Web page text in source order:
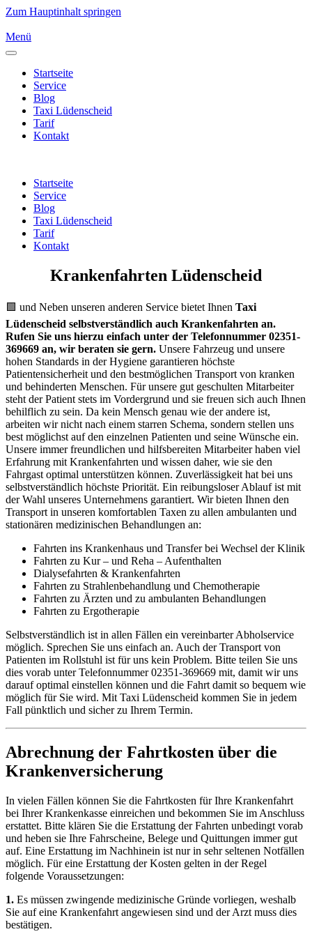
Zum Hauptinhalt springen
Menü
Startseite
Service
Blog
Taxi Lüdenscheid
Tarif
Kontakt
Startseite
Service
Blog
Taxi Lüdenscheid
Tarif
Kontakt
Krankenfahrten Lüdenscheid
🟩 und Neben unseren anderen Service bietet Ihnen Taxi
Lüdenscheid selbstverständlich auch Krankenfahrten an.
Rufen Sie uns hierzu einfach unter der Telefonnummer 02351-
369669 an, wir beraten sie gern. Unsere Fahrzeug und unsere
hohen Standards in der Hygiene garantieren höchste
Patientensicherheit und den bestmöglichen Transport von kranken
und behinderten Menschen. Für unsere gut geschulten Mitarbeiter
steht der Patient stets im Vordergrund und sie freuen sich auch Ihnen
behilflich zu sein. Da kein Mensch genau wie der andere ist,
arbeiten wir nicht nach einem starren Schema, sondern stellen uns
best möglichst auf den einzelnen Patienten und seine Wünsche ein.
Unsere immer freundlichen und hilfsbereiten Mitarbeiter haben viel
Erfahrung mit Krankenfahrten und wissen daher, wie sie den
Fahrgast optimal unterstützen können. Zuverlässigkeit hat bei uns
selbstverständlich höchste Priorität. Ein reibungsloser Ablauf ist mit
der Wahl unseres Unternehmens garantiert. Wir bieten Ihnen den
Transport in unseren komfortablen Taxen zu allen ambulanten und
stationären medizinischen Behandlungen an:
Fahrten ins Krankenhaus und Transfer bei Wechsel der Klinik
Fahrten zu Kur – und Reha – Aufenthalten
Dialysefahrten & Krankenfahrten
Fahrten zu Strahlenbehandlung und Chemotherapie
Fahrten zu Ärzten und zu ambulanten Behandlungen
Fahrten zu Ergotherapie
Selbstverständlich ist in allen Fällen ein vereinbarter Abholservice
möglich. Sprechen Sie uns einfach an. Auch der Transport von
Patienten im Rollstuhl ist für uns kein Problem. Bitte teilen Sie uns
dies vorab unter Telefonnummer 02351-369669 mit, damit wir uns
darauf optimal einstellen können und die Fahrt damit so bequem wie
möglich für Sie wird. Mit Taxi Lüdenscheid kommen Sie in jedem
Fall pünktlich und sicher zu Ihrem Termin.
Abrechnung der Fahrtkosten über die
Krankenversicherung
In vielen Fällen können Sie die Fahrtkosten für Ihre Krankenfahrt
bei Ihrer Krankenkasse einreichen und bekommen Sie im Anschluss
erstattet. Bitte klären Sie die Erstattung der Fahrten unbedingt vorab
und heben sie Ihre Fahrscheine, Belege und Quittungen immer gut
auf. Eine Erstattung im Nachhinein ist nur in sehr seltenen Notfällen
möglich. Für eine Erstattung der Kosten gelten in der Regel
folgende Voraussetzungen:
1. Es müssen zwingende medizinische Gründe vorliegen, weshalb
Sie auf eine Krankenfahrt angewiesen sind und der Arzt muss dies
bestätigen.